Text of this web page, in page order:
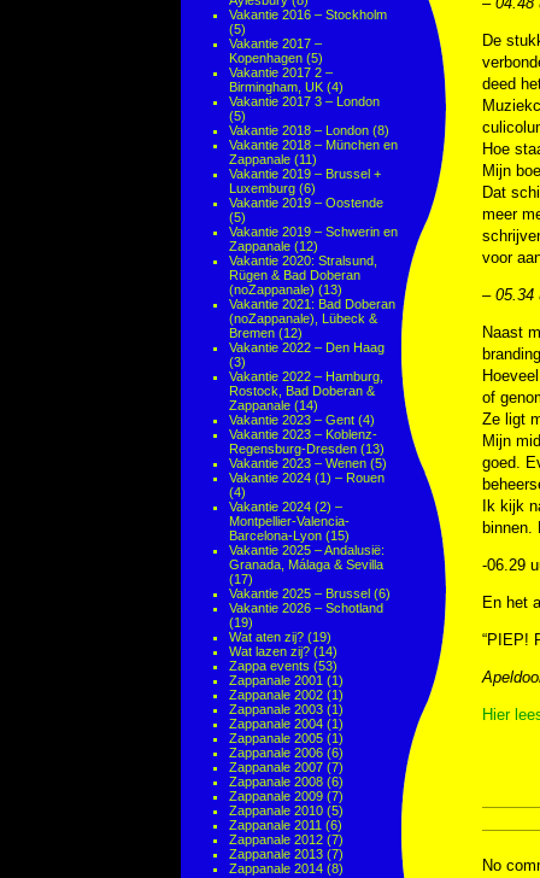
Vakantie 2016 – Stockholm
(5)
Vakantie 2017 –
Kopenhagen (5)
Vakantie 2017 2 –
Birmingham, UK (4)
Vakantie 2017 3 – London
(5)
Vakantie 2018 – London (8)
Vakantie 2018 – München en
Zappanale (11)
Vakantie 2019 – Brussel +
Luxemburg (6)
Vakantie 2019 – Oostende
(5)
Vakantie 2019 – Schwerin en
Zappanale (12)
Vakantie 2020: Stralsund,
Rügen & Bad Doberan
(noZappanale) (13)
Vakantie 2021: Bad Doberan
(noZappanale), Lübeck &
Bremen (12)
Vakantie 2022 – Den Haag
(3)
Vakantie 2022 – Hamburg,
Rostock, Bad Doberan &
Zappanale (14)
Vakantie 2023 – Gent (4)
Vakantie 2023 – Koblenz-
Regensburg-Dresden (13)
Vakantie 2023 – Wenen (5)
Vakantie 2024 (1) – Rouen
(4)
Vakantie 2024 (2) –
Montpellier-Valencia-
Barcelona-Lyon (15)
Vakantie 2025 – Andalusië:
Granada, Málaga & Sevilla
(17)
Vakantie 2025 – Brussel (6)
Vakantie 2026 – Schotland
(19)
Wat aten zij? (19)
Wat lazen zij? (14)
Zappa events (53)
Zappanale 2001 (1)
Zappanale 2002 (1)
Zappanale 2003 (1)
Zappanale 2004 (1)
Zappanale 2005 (1)
Zappanale 2006 (6)
Zappanale 2007 (7)
Zappanale 2008 (6)
Zappanale 2009 (7)
Zappanale 2010 (5)
Zappanale 2011 (6)
Zappanale 2012 (7)
Zappanale 2013 (7)
Zappanale 2014 (8)
De
deed
Hoe
Mijn
Dat
meer
voor
– 05.34
Naast
of
Ze ligt
Mijn
goed.
Ik kijk
binnen.
-06.29
En het
“PIEP!
Hier
No